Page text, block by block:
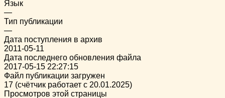
Язык
—
Тип публикации
—
Дата поступления в архив
2011-05-11
Дата последнего обновления файла
2017-05-15 22:27:15
Файл публикации загружен
17 (счётчик работает с 20.01.2025)
Просмотров этой страницы